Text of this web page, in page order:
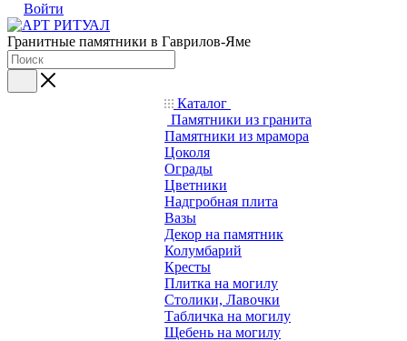
Войти
Гранитные памятники в Гаврилов-Яме
Каталог
Памятники из гранита
Памятники из мрамора
Цоколя
Ограды
Цветники
Надгробная плита
Вазы
Декор на памятник
Колумбарий
Кресты
Плитка на могилу
Столики, Лавочки
Табличка на могилу
Щебень на могилу